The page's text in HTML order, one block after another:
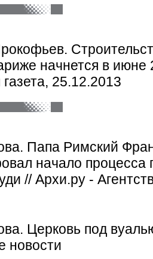
начнется в июне
25.12.2013
Папа Римский
начало процесса
// Архи.ру -
Церковь под
новости